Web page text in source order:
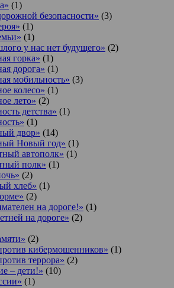
(1)
безопасности» (3)
(1)
(1)
у нас нет будущего» (2)
горка» (1)
дорога» (1)
мобильность» (3)
колесо» (1)
лето» (2)
детства» (1)
(1)
двор» (14)
Новый год» (1)
автополк» (1)
полк» (1)
(2)
хлеб» (1)
(2)
на дороге!» (1)
на дороге» (2)
(2)
кибермошенников» (1)
террора» (2)
– дети!» (10)
(1)